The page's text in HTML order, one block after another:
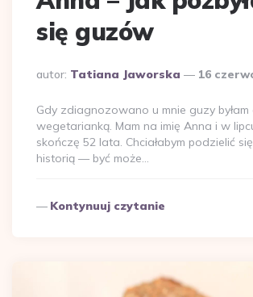
się guzów
Dodane
autor: Tatiana Jaworska 16
Gdy zdiagnozowano u mnie guzy
wegetarianką. Mam na imię Anna i w
skończę 52 lata. Chciałabym podzielić
historią — być może…
Kontynuuj czytanie